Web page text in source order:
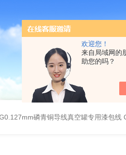
欢迎您！
来自局域网的
助您的吗？
磷青铜导线真空罐专用漆包线